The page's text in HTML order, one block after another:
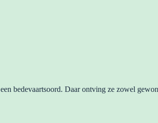
een bedevaartsoord. Daar ontving ze zowel